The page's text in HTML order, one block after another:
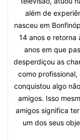
além de
nasceu em
14 anos e retorna
anos em que
desperdiçou as
como
conquistou algo
amigos. Isso
amigos significa
um dos seus